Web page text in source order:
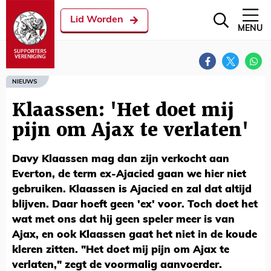
Lid Worden
MENU
NIEUWS
Klaassen: 'Het doet mij
pijn om Ajax te verlaten'
Davy Klaassen mag dan zijn verkocht aan
Everton, de term ex-Ajacied gaan we hier niet
gebruiken. Klaassen is Ajacied en zal dat altijd
blijven. Daar hoeft geen 'ex' voor. Toch doet het
wat met ons dat hij geen speler meer is van
Ajax, en ook Klaassen gaat het niet in de koude
kleren zitten. "Het doet mij pijn om Ajax te
verlaten," zegt de voormalig aanvoerder.